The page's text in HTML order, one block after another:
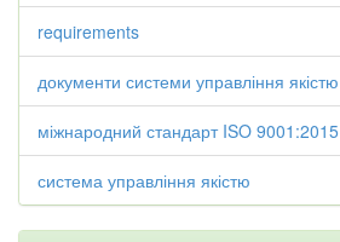
requirements
документи системи управління якістю
міжнародний стандарт ISO 9001:2015
система управління якістю